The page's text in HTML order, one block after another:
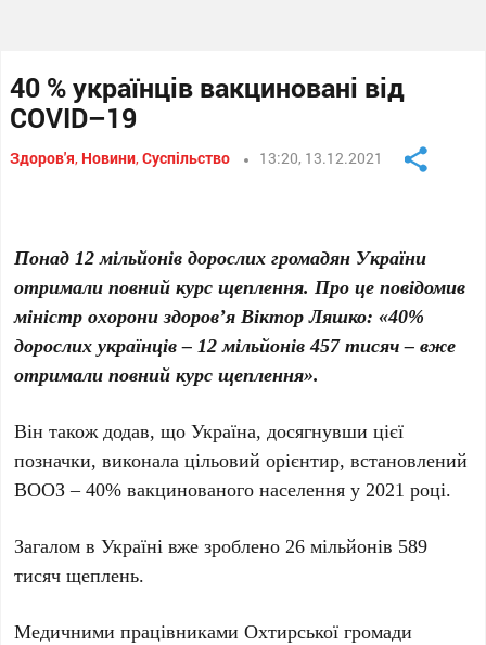
40 % українців вакциновані від
COVID–19
Здоров'я, Новини,Суспільство 13:20, 13.12.2021
Понад 12 мільйонів дорослих громадян України
отримали повний курс щеплення. Про це повідомив
міністр охорони здоров’я Віктор Ляшко: «40%
дорослих українців – 12 мільйонів 457 тисяч – вже
отримали повний курс щеплення».
Він також додав, що Україна, досягнувши цієї
позначки, виконала цільовий орієнтир, встановлений
ВООЗ – 40% вакцинованого населення у 2021 році.
Загалом в Україні вже зроблено 26 мільйонів 589
тисяч щеплень.
Медичними працівниками Охтирської громади